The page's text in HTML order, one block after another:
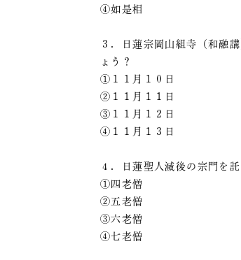
④如是相
３．日蓮宗岡山組寺（和融
ょう？
①１１月１０日
②１１月１１日
③１１月１２日
④１１月１３日
４．日蓮聖人滅後の宗門を
①四老僧
②五老僧
③六老僧
④七老僧